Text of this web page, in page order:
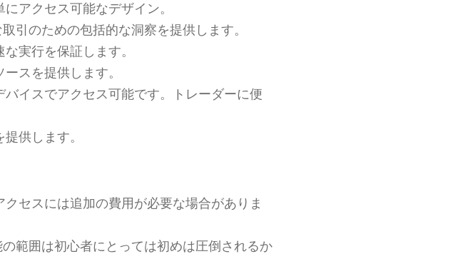
アクセス可能なデザイン。
引のための包括的な洞察を提供します。
実行を保証します。
スを提供します。
バイスでアクセス可能です。トレーダーに便
供します。
セスには追加の費用が必要な場合がありま
範囲は初心者にとっては初めは圧倒されるか